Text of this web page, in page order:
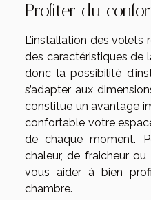
Profiter du
L’installation des
des caractéristiques de
donc la possibilité
s’adapter aux
constitue un avantage
confortable votre
de chaque moment.
chaleur, de fraicheur
vous aider à bien
chambre.